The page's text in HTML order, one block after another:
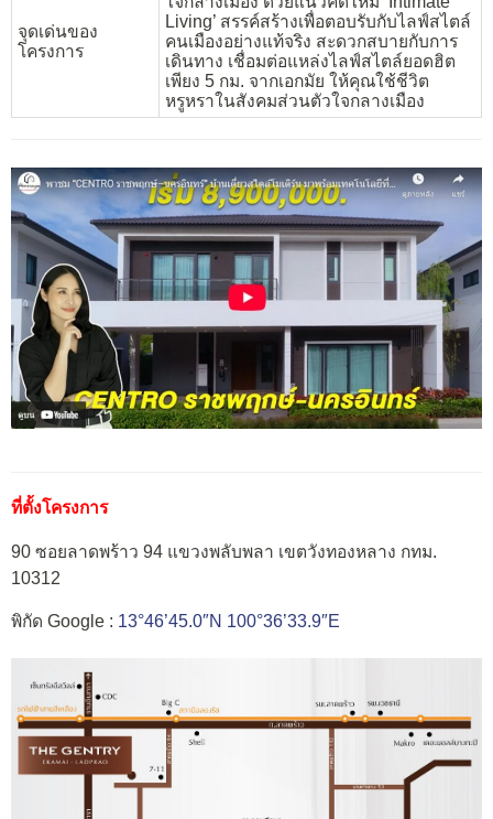
จุดเด่นของ
โครงการ
Living’ สรรค์สร้างเพื่อตอบรับกับไลฟ์สไตล์
คนเมืองอย่างแท้จริง สะดวกสบายกับการ
เดินทาง เชื่อมต่อแหล่งไลฟ์สไตล์ยอดฮิต
เพียง 5 กม. จากเอกมัย ให้คุณใช้ชีวิต
หรูหราในสังคมส่วนตัวใจกลางเมือง
ที่ตั้งโครงการ
90 ซอยลาดพร้าว 94 แขวงพลับพลา เขตวังทองหลาง กทม.
10312
พิกัด Google : 13°46’45.0″N 100°36’33.9″E